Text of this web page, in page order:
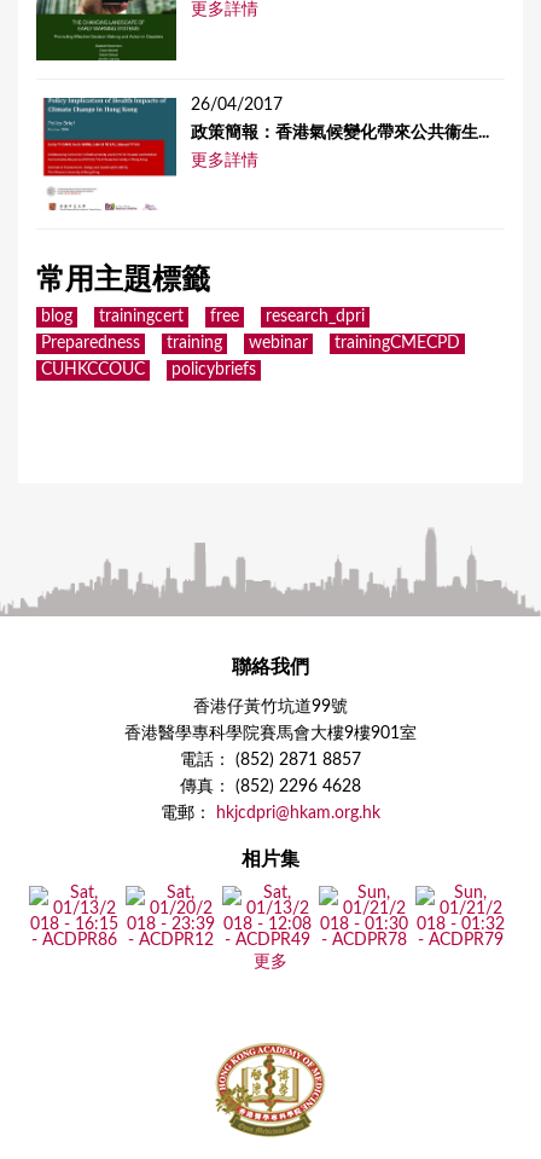
更多詳情
26/04/2017
政策簡報：香港氣候變化帶來公共衞生...
更多詳情
常用主題標籤
blog trainingcert free
research_dpri
Preparedness
training webinar
trainingCMECPD
CUHKCCOUC
policybriefs
聯絡我們
香港仔黃竹坑道99號
香港醫學專科學院賽馬會大樓9樓901室
電話： (852) 2871 8857
傳真： (852) 2296 4628
電郵：
hkjcdpri@hkam.org.hk
相片集
更多